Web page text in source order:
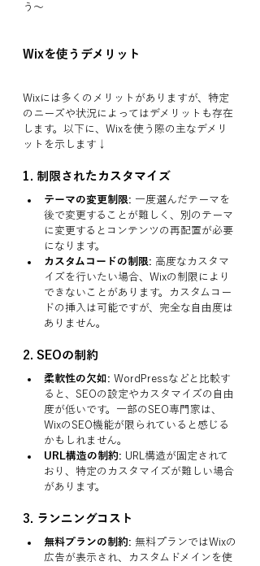
う〜
Wixを使うデメリット
Wixには多くのメリットがありますが、特定
のニーズや状況によってはデメリットも存在
します。以下に、Wixを使う際の主なデメリ
ットを示します↓
1. 制限されたカスタマイズ
テーマの変更制限: 一度選んだテーマを
後で変更することが難しく、別のテーマ
に変更するとコンテンツの再配置が必要
になります。
カスタムコードの制限: 高度なカスタマ
イズを行いたい場合、Wixの制限により
できないことがあります。カスタムコー
ドの挿入は可能ですが、完全な自由度は
ありません。
2. SEOの制約
柔軟性の欠如: WordPressなどと比較す
ると、SEOの設定やカスタマイズの自由
度が低いです。一部のSEO専門家は、
WixのSEO機能が限られていると感じる
かもしれません。
URL構造の制約: URL構造が固定されて
おり、特定のカスタマイズが難しい場合
があります。
3. ランニングコスト
無料プランの制約: 無料プランではWixの
広告が表示され、カスタムドメインを使